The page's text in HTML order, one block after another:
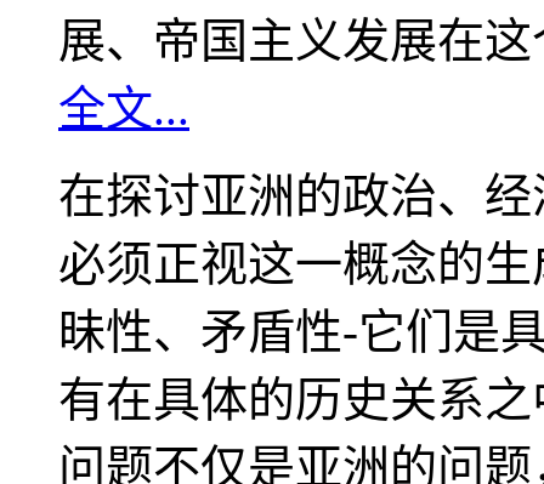
展、帝国主义发展在
全文...
在探讨亚洲的政治、
必须正视这一概念的
昧性、矛盾性-它们是
有在具体的历史关系
问题不仅是亚洲的问